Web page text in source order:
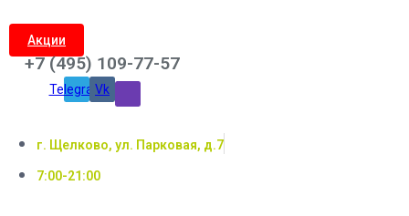
Акции
+7 (495) 109-77-57
TelegramVk
г. Щелково, ул. Парковая, д.7
7:00-21:00